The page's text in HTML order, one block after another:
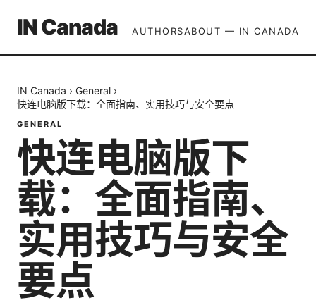
IN Canada AUTHORSABOUT — IN CANADA
IN Canada › General ›
快连电脑版下载：全面指南、实用技巧与安全要点
GENERAL
快连电脑版下
载：全面指南、
实用技巧与安全
要点